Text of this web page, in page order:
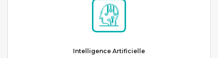
Intelligence Artificielle